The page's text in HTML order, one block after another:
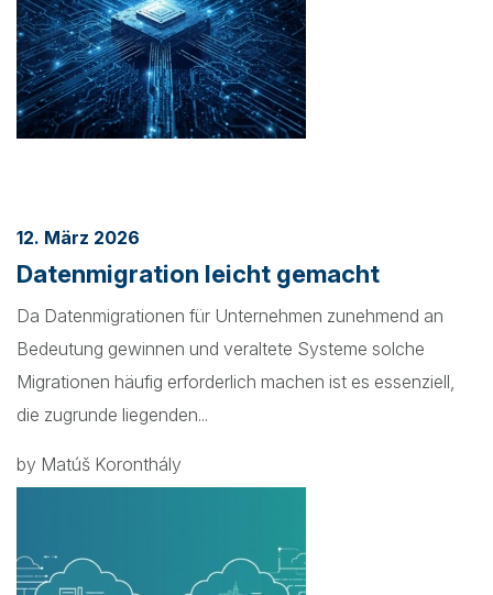
12. März 2026
Datenmigration leicht gemacht
Da Datenmigrationen für Unternehmen zunehmend an
Bedeutung gewinnen und veraltete Systeme solche
Migrationen häufig erforderlich machen ist es essenziell,
die zugrunde liegenden...
by Matúš Koronthály